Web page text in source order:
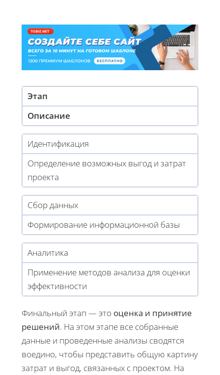
Этап
Описание
Идентификация
Определение возможных выгод и затрат
проекта
Сбор данных
Формирование информационной базы
Аналитика
Применение методов анализа для оценки
эффективности
Финальный этап — это оценка и принятие
решений. На этом этапе все собранные
данные и проведенные анализы сводятся
воедино, чтобы представить общую картину
затрат и выгод, связанных с проектом. На